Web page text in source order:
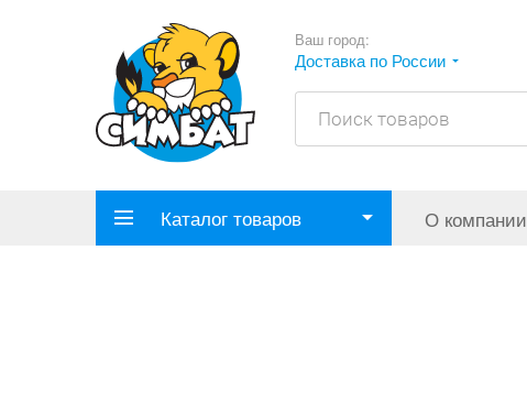
Ваш город:
Доставка по России
Каталог товаров О компании